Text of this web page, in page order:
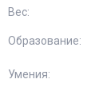
Вес:
Образование:
Умения: